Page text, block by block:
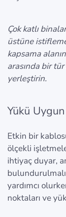
Çok katlı
üstüne
kapsama
arasında bir
yerleştirin.
Yükü
Etkin bir
ölçekli
ihtiyaç duyar,
yardımcı
noktaları ve